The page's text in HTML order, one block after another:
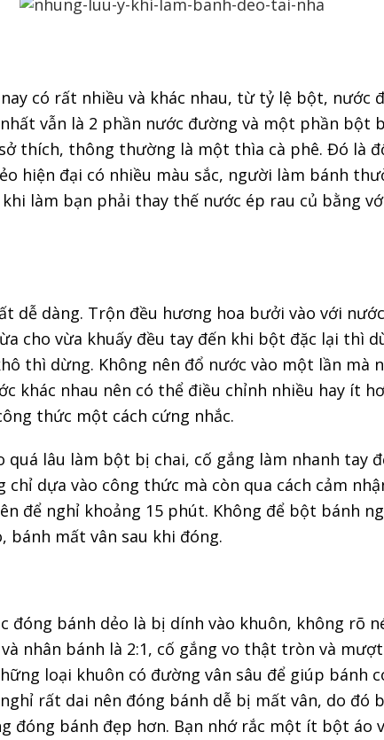
có rất nhiều và khác nhau, từ tỷ lệ bột, nước
vẫn là 2 phần nước đường và một phần bột
thích, thông thường là một thìa cà phê. Đó là
hiện đại có nhiều màu sắc, người làm bánh
làm bạn phải thay thế nước ép rau củ bằng
dễ dàng. Trộn đều hương hoa bưởi vào với
cho vừa khuấy đều tay đến khi bột đặc lại thì
thì dừng. Không nên đổ nước vào một lần mà
khác nhau nên có thể điều chỉnh nhiều hay ít
thức một cách cứng nhắc.
quá lâu làm bột bị chai, cố gắng làm nhanh tay
chỉ dựa vào công thức mà còn qua cách cảm
để nghỉ khoảng 15 phút. Không để bột bánh
bánh mất vân sau khi đóng.
đóng bánh dẻo là bị dính vào khuôn, không rõ
nhân bánh là 2:1, cố gắng vo thật tròn và
loại khuôn có đường vân sâu để giúp bánh
rất dai nên đóng bánh dễ bị mất vân, do đó
đóng bánh đẹp hơn. Bạn nhớ rắc một ít bột áo